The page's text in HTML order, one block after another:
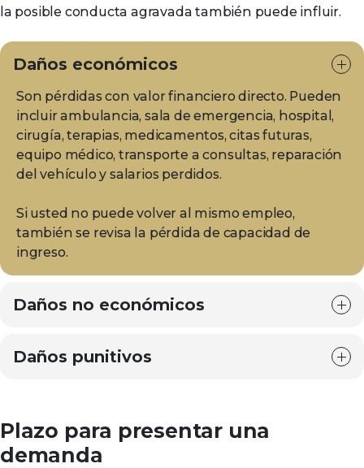
la posible conducta agravada también puede influir.
Daños económicos
Son pérdidas con valor financiero directo. Pueden
incluir ambulancia, sala de emergencia, hospital,
cirugía, terapias, medicamentos, citas futuras,
equipo médico, transporte a consultas, reparación
del vehículo y salarios perdidos.
Si usted no puede volver al mismo empleo,
también se revisa la pérdida de capacidad de
ingreso.
Daños no económicos
Daños punitivos
Plazo para presentar una
demanda